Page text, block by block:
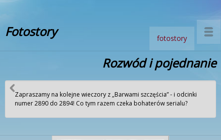
Fotostory fotostory
Rozwód i pojednanie
Zapraszamy na kolejne wieczory z „Barwami szczęścia” - i odcinki
numer 2890 do 2894! Co tym razem czeka bohaterów serialu?